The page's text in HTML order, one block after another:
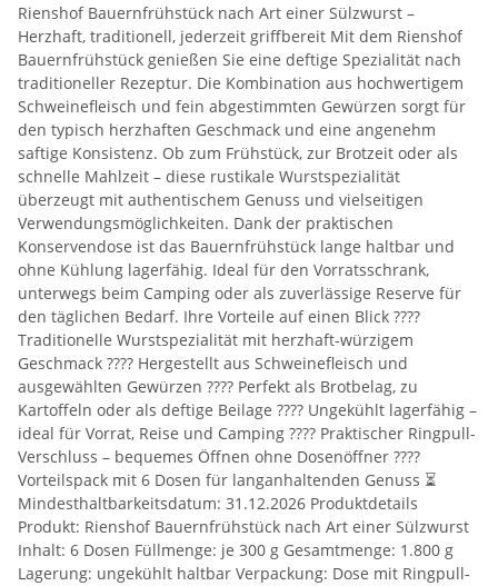
Rienshof Bauernfrühstück nach Art einer Sülzwurst –
Herzhaft, traditionell, jederzeit griffbereit Mit dem Rienshof
Bauernfrühstück genießen Sie eine deftige Spezialität nach
traditioneller Rezeptur. Die Kombination aus hochwertigem
Schweinefleisch und fein abgestimmten Gewürzen sorgt für
den typisch herzhaften Geschmack und eine angenehm
saftige Konsistenz. Ob zum Frühstück, zur Brotzeit oder als
schnelle Mahlzeit – diese rustikale Wurstspezialität
überzeugt mit authentischem Genuss und vielseitigen
Verwendungsmöglichkeiten. Dank der praktischen
Konservendose ist das Bauernfrühstück lange haltbar und
ohne Kühlung lagerfähig. Ideal für den Vorratsschrank,
unterwegs beim Camping oder als zuverlässige Reserve für
den täglichen Bedarf. Ihre Vorteile auf einen Blick ????
Traditionelle Wurstspezialität mit herzhaft-würzigem
Geschmack ???? Hergestellt aus Schweinefleisch und
ausgewählten Gewürzen ???? Perfekt als Brotbelag, zu
Kartoffeln oder als deftige Beilage ???? Ungekühlt lagerfähig –
ideal für Vorrat, Reise und Camping ???? Praktischer Ringpull-
Verschluss – bequemes Öffnen ohne Dosenöffner ????
Vorteilspack mit 6 Dosen für langanhaltenden Genuss ⏳
Mindesthaltbarkeitsdatum: 31.12.2026 Produktdetails
Produkt: Rienshof Bauernfrühstück nach Art einer Sülzwurst
Inhalt: 6 Dosen Füllmenge: je 300 g Gesamtmenge: 1.800 g
Lagerung: ungekühlt haltbar Verpackung: Dose mit Ringpull-